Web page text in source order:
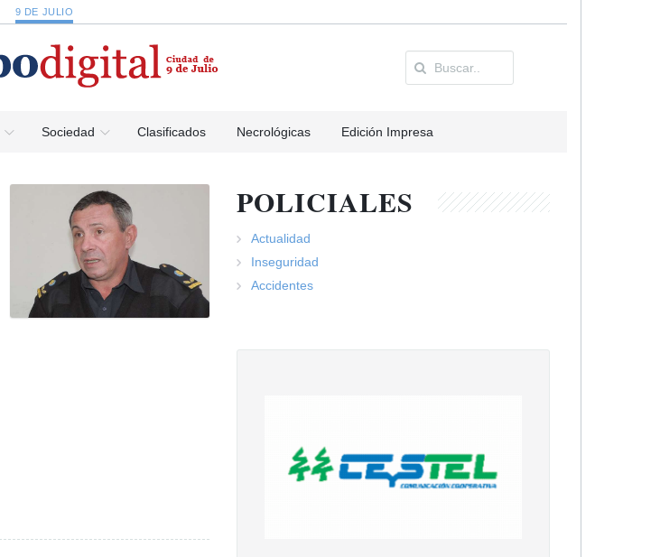
9 DE JULIO
Sociedad Clasificados Necrológicas Edición Impresa
POLICIALES
Actualidad
Inseguridad
Accidentes